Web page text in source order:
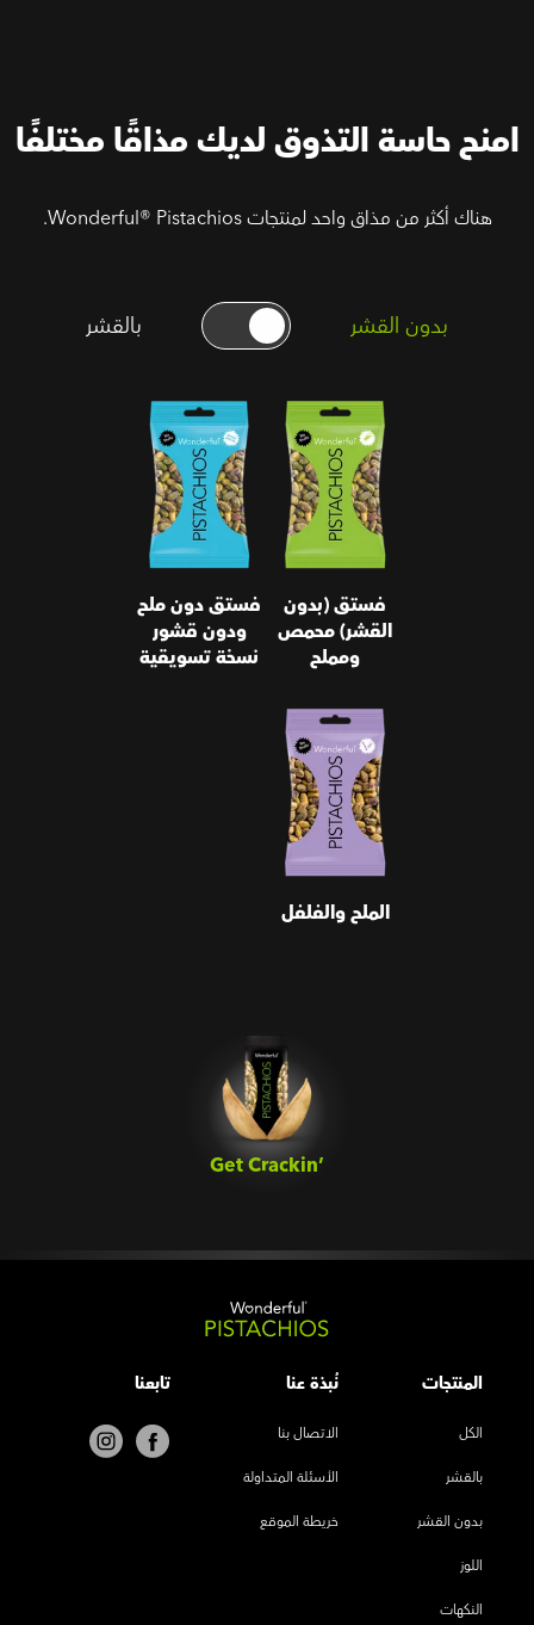
امنح حاسة التذوق لديك مذاقًا مختلفًا
هناك أكثر من مذاق واحد لمنتجات Wonderful® Pistachios.
بدون القشر بالقشر
فستق (بدون
القشر) محمص
ومملح
فستق (بدون
القشر) محمص
ومملح
فستق دون
ملح ودون
قشور نسخة
تسويقية
فستق دون ملح
ودون قشور
نسخة تسويقية
الملح والفلفل
الملح والفلفل
Get Crackin’‎
المنتجات
الكل
بالقشر
بدون القشر
اللوز
النكهات
نُبذة عنا
الاتصال بنا
الأسئلة المتداولة
خريطة الموقع
تابعنا